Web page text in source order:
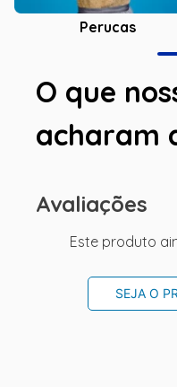
Perucas
O que
acharam
Avaliações
Este produto
SEJA O